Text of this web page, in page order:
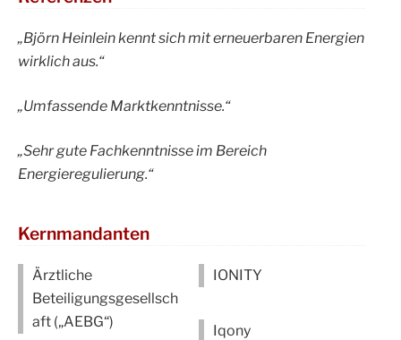
„Björn Heinlein kennt sich mit erneuerbaren Energien
wirklich aus.“
„Umfassende Marktkenntnisse.“
„Sehr gute Fachkenntnisse im Bereich
Energieregulierung.“
Kernmandanten
Ärztliche
Beteiligungsgesellsch
aft („AEBG“)
IONITY
Iqony